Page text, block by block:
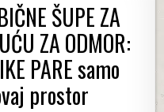
ŠUPE ZA
ZA ODMOR:
PARE samo
prostor